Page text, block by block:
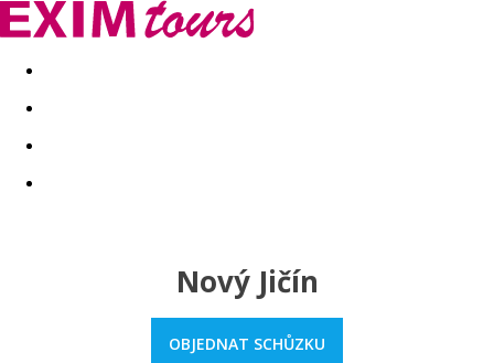
Akční nabídky Last minute
Nový Jičín
OBJEDNAT SCHŮZKU